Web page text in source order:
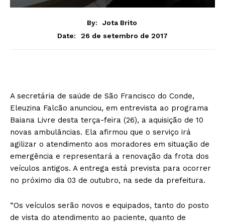
By:
Jota Brito
Date:
26 de setembro de 2017
A secretária de saúde de São Francisco do Conde,
Eleuzina Falcão anunciou, em entrevista ao programa
Baiana Livre desta terça-feira (26), a aquisição de 10
novas ambulâncias. Ela afirmou que o serviço irá
agilizar o atendimento aos moradores em situação de
emergência e representará a renovação da frota dos
veículos antigos. A entrega está prevista para ocorrer
no próximo dia 03 de outubro, na sede da prefeitura.
“Os veículos serão novos e equipados, tanto do posto
de vista do atendimento ao paciente, quanto de